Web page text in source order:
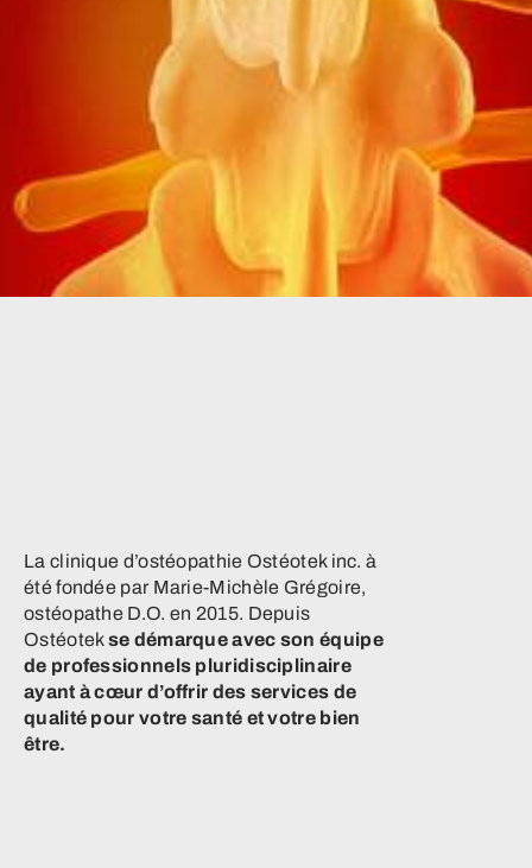
La clinique d’ostéopathie Ostéotek inc. à
été fondée par Marie-Michèle Grégoire,
ostéopathe D.O. en 2015. Depuis
Ostéotekse démarque avec son équipe
de professionnels pluridisciplinaire
ayant à cœur d’offrir des services de
qualité pour votre santé et votre bien
être.